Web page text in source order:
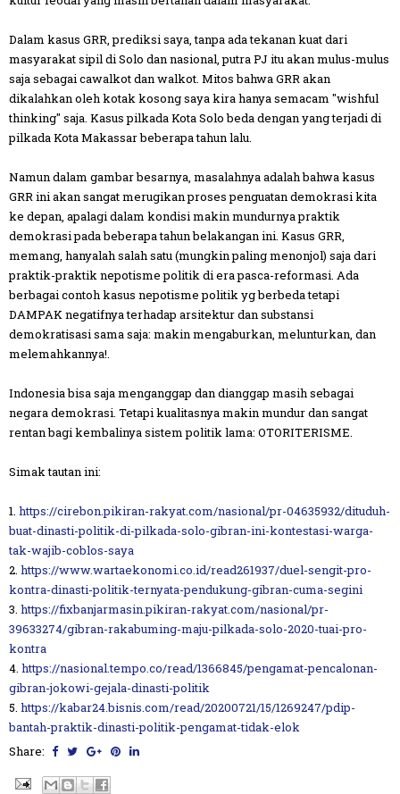
Dalam kasus GRR, prediksi saya, tanpa ada tekanan kuat dari
masyarakat sipil di Solo dan nasional, putra PJ itu akan mulus-mulus
saja sebagai cawalkot dan walkot. Mitos bahwa GRR akan
dikalahkan oleh kotak kosong saya kira hanya semacam "wishful
thinking" saja. Kasus pilkada Kota Solo beda dengan yang terjadi di
pilkada Kota Makassar beberapa tahun lalu.
Namun dalam gambar besarnya, masalahnya adalah bahwa kasus
GRR ini akan sangat merugikan proses penguatan demokrasi kita
ke depan, apalagi dalam kondisi makin mundurnya praktik
demokrasi pada beberapa tahun belakangan ini. Kasus GRR,
memang, hanyalah salah satu (mungkin paling menonjol) saja dari
praktik-praktik nepotisme politik di era pasca-reformasi. Ada
berbagai contoh kasus nepotisme politik yg berbeda tetapi
DAMPAK negatifnya terhadap arsitektur dan substansi
demokratisasi sama saja: makin mengaburkan, melunturkan, dan
melemahkannya!.
Indonesia bisa saja menganggap dan dianggap masih sebagai
negara demokrasi. Tetapi kualitasnya makin mundur dan sangat
rentan bagi kembalinya sistem politik lama: OTORITERISME.
Simak tautan ini:
1. https://cirebon.pikiran-rakyat.com/nasional/pr-04635932/dituduh-
buat-dinasti-politik-di-pilkada-solo-gibran-ini-kontestasi-warga-
tak-wajib-coblos-saya
2. https://www.wartaekonomi.co.id/read261937/duel-sengit-pro-
kontra-dinasti-politik-ternyata-pendukung-gibran-cuma-segini
3. https://fixbanjarmasin.pikiran-rakyat.com/nasional/pr-
39633274/gibran-rakabuming-maju-pilkada-solo-2020-tuai-pro-
kontra
4. https://nasional.tempo.co/read/1366845/pengamat-pencalonan-
gibran-jokowi-gejala-dinasti-politik
5. https://kabar24.bisnis.com/read/20200721/15/1269247/pdip-
bantah-praktik-dinasti-politik-pengamat-tidak-elok
Share: